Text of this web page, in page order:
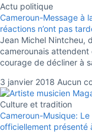
Actu politique
Cameroun-Message à
réactions n’ont pas
Jean Michel Nintcheu,
camerounais attendent
courage de décliner à
3 janvier 2018 Aucun
Culture et tradition
Cameroun-Musique:
officiellement présenté